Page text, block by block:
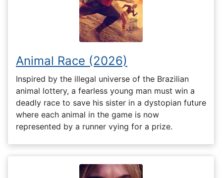
Animal Race (2026)
Inspired by the illegal universe of the Brazilian
animal lottery, a fearless young man must win a
deadly race to save his sister in a dystopian future
where each animal in the game is now
represented by a runner vying for a prize.